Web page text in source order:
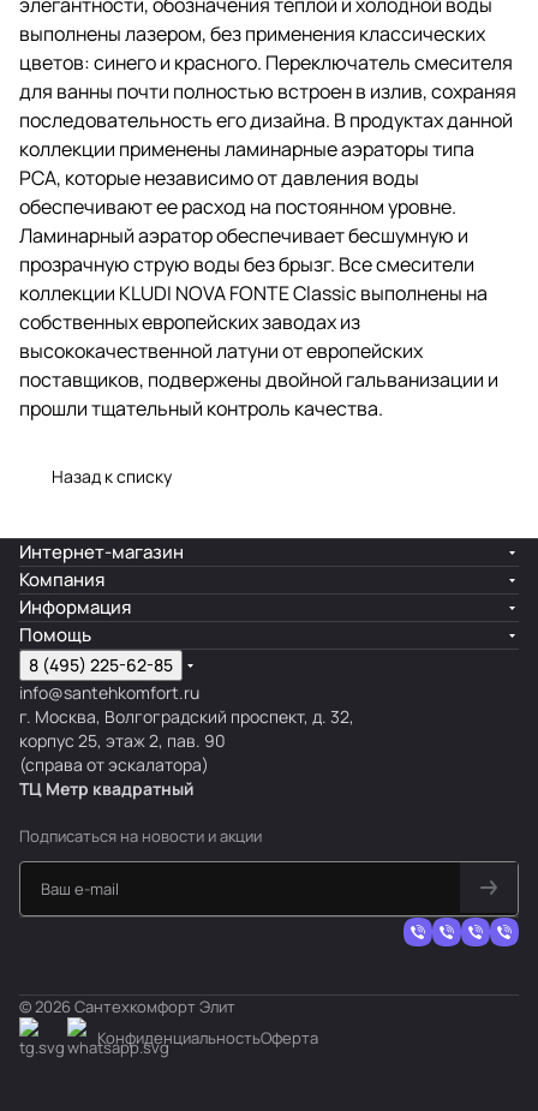
выполнены лазером, без применения классических
цветов: синего и красного. Переключатель смесителя
для ванны почти полностью встроен в излив, сохраняя
последовательность его дизайна. В продуктах данной
коллекции применены ламинарные аэраторы типа
PCA, которые независимо от давления воды
обеспечивают ее расход на постоянном уровне.
Ламинарный аэратор обеспечивает бесшумную и
прозрачную струю воды без брызг. Все смесители
коллекции KLUDI NOVA FONTE Classic выполнены на
собственных европейских заводах из
высококачественной латуни от европейских
поставщиков, подвержены двойной гальванизации и
прошли тщательный контроль качества.
Назад к списку
Интернет-магазин
Компания
Информация
Помощь
8 (495) 225-62-85
info@santehkomfort.ru
г. Москва, Волгоградский проспект, д. 32,
корпус 25, этаж 2, пав. 90
(справа от эскалатора)
ТЦ Метр квадратный
Подписаться на новости и акции
© 2026 Сантехкомфорт Элит
КонфиденциальностьОферта